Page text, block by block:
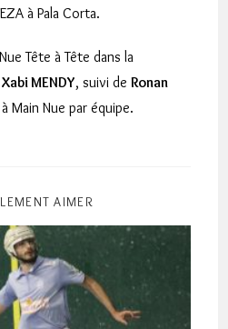
à Pala Corta.
Tête à Tête dans la
Xabi MENDY, suivi deRonan
Main Nue par équipe.
AIMER